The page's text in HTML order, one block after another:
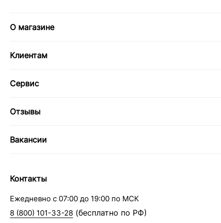
О магазине
Клиентам
Сервис
Отзывы
Вакансии
Контакты
Ежедневно с 07:00 до 19:00 по МСК
8 (800) 101-33-28 (бесплатно по РФ)